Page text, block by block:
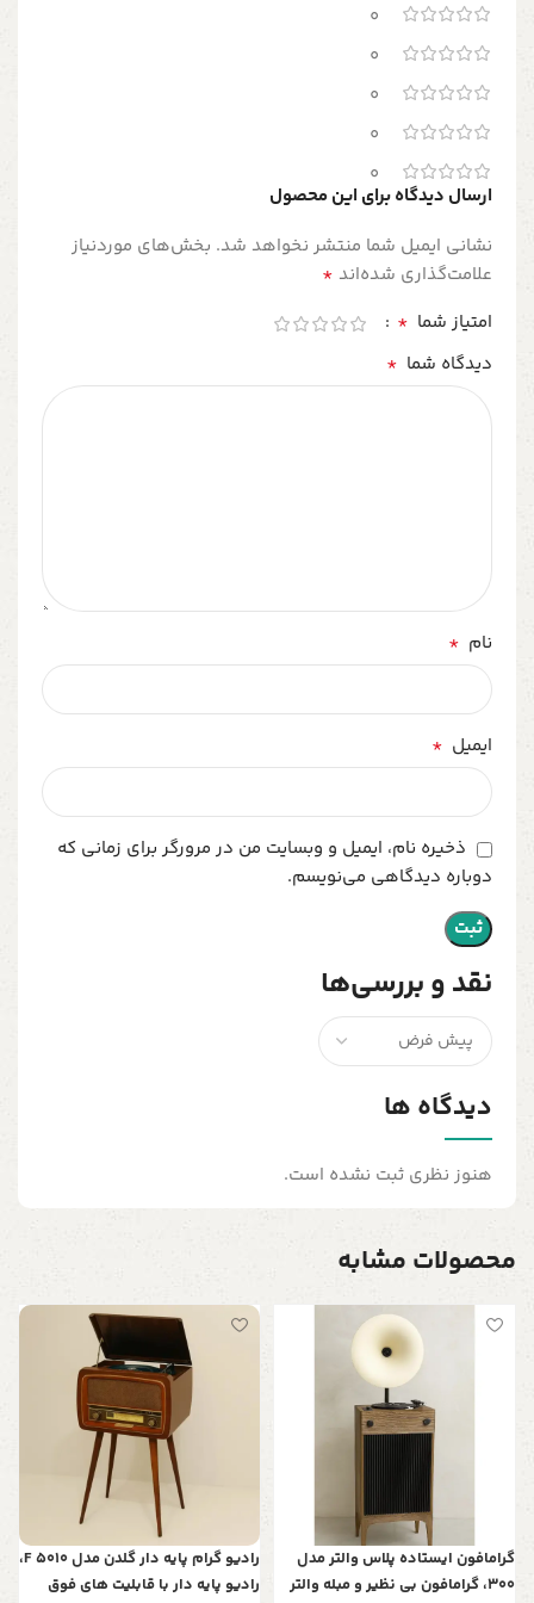
0
0
0
0
0
نقد و بررسی‌ها
دیدگاه ها
هنوز نظری ثبت نشده است.
ارسال دیدگاه برای این محصول
نشانی ایمیل شما منتشر نخواهد شد. بخش‌های موردنیاز
علامت‌گذاری شده‌اند *
امتیاز شما *
دیدگاه شما *
نام *
ایمیل *
ذخیره نام، ایمیل و وبسایت من در مرورگر برای زمانی که
دوباره دیدگاهی می‌نویسم.
محصولات مشابه
گرامافون ایستاده پلاس والتر مدل
300، گرامافون بی نظیر و مبله والتر
رادیو گرام پایه دار گلدن مدل F 5010،
رادیو پایه دار با قابلیت های فوق